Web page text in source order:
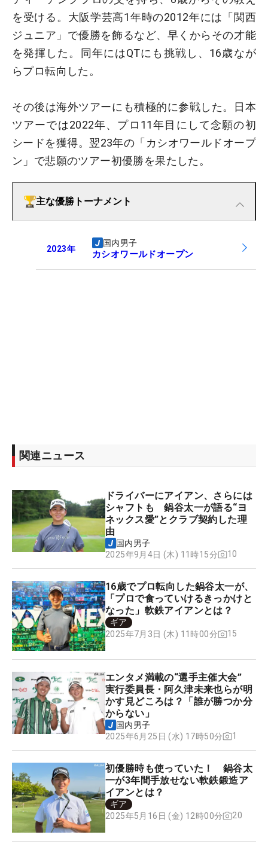
を受ける。大阪学芸高1年時の2012年には「関西
ジュニア」で優勝を飾るなど、早くからその才能
を発揮した。同年にはQTにも挑戦し、16歳なが
らプロ転向した。
その後は海外ツアーにも積極的に参戦した。日本
ツアーでは2022年、プロ11年目にして念願の初
シードを獲得。翌23年の「カシオワールドオープ
ン」で悲願のツアー初優勝を果たした。
主な優勝トーナメント
2023年
国内男子
カシオワールドオープン
関連ニュース
ドライバーにアイアン、さらには
シャフトも 鍋谷太一が語る“ヨ
ネックス愛”とクラブ契約した理
由
国内男子
2025年9月4日 (木) 11時15分
10
16歳でプロ転向した鍋谷太一が、
「プロで食っていけるきっかけと
なった」軟鉄アイアンとは？
ギア
2025年7月3日 (木) 11時00分
15
エンタメ満載の“選手主催大会”
実行委員長・阿久津未来也らが明
かす見どころは？「誰が勝つか分
からない」
国内男子
2025年6月25日 (水) 17時50分
1
初優勝時も使っていた！ 鍋谷太
一が3年間手放せない軟鉄鍛造ア
イアンとは？
ギア
2025年5月16日 (金) 12時00分
20